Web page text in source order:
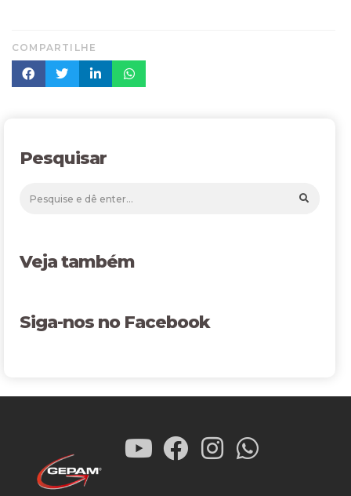
COMPARTILHE
Pesquisar
Veja também
Siga-nos no Facebook